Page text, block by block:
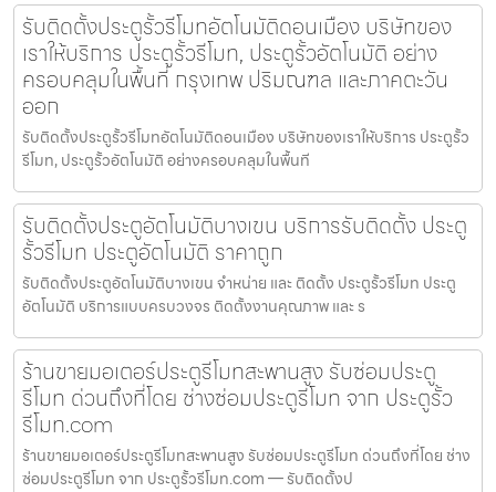
รับติดตั้งประตูรั้วรีโมทอัตโนมัติดอนเมือง บริษัทของ
เราให้บริการ ประตูรั้วรีโมท, ประตูรั้วอัตโนมัติ อย่าง
ครอบคลุมในพื้นที่ กรุงเทพ ปริมณฑล และภาคตะวัน
ออก
รับติดตั้งประตูรั้วรีโมทอัตโนมัติดอนเมือง บริษัทของเราให้บริการ ประตูรั้ว
รีโมท, ประตูรั้วอัตโนมัติ อย่างครอบคลุมในพื้นที
รับติดตั้งประตูอัตโนมัติบางเขน บริการรับติดตั้ง ประตู
รั้วรีโมท ประตูอัตโนมัติ ราคาถูก
รับติดตั้งประตูอัตโนมัติบางเขน จำหน่าย และ ติดตั้ง ประตูรั้วรีโมท ประตู
อัตโนมัติ บริการแบบครบวงจร ติดตั้งงานคุณภาพ และ ร
ร้านขายมอเตอร์ประตูรีโมทสะพานสูง รับซ่อมประตู
รีโมท ด่วนถึงที่โดย ช่างซ่อมประตูรีโมท จาก ประตูรั้ว
รีโมท.com
ร้านขายมอเตอร์ประตูรีโมทสะพานสูง รับซ่อมประตูรีโมท ด่วนถึงที่โดย ช่าง
ซ่อมประตูรีโมท จาก ประตูรั้วรีโมท.com — รับติดตั้งป